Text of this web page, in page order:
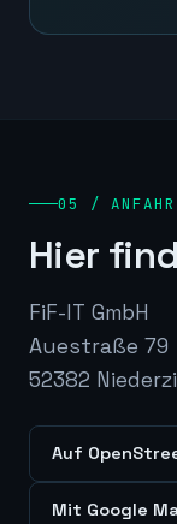
05 /
Hier
FiF-IT GmbH
Auestraße 79
52382
Auf
Mit Google